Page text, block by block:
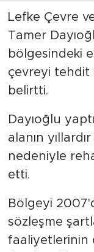
Lefke Çevre
Tamer
bölgesindeki
çevreyi tehdit
belirtti.
Dayıoğlu
alanın
nedeniyle
etti.
Bölgeyi
sözleşme
faaliyetlerinin